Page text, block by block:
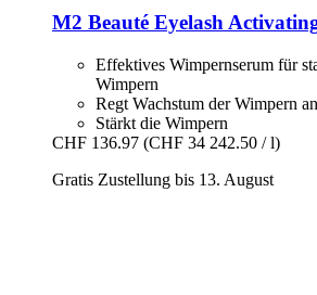
M2 Beauté Eyelash
Effektives Wimpernserum für
Wimpern
Regt Wachstum der Wimpern an
Stärkt die Wimpern
CHF 136.97 (CHF 34 242.50 / l)
Gratis Zustellung bis 13. August